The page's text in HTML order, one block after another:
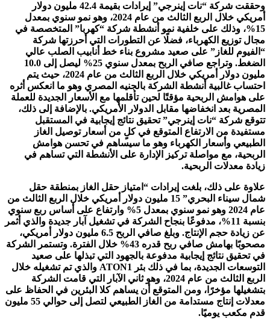
وحققت شركة “نات إينرجي” إيرادات بقيمة 42.4 مليون دولار
أمريكي خلال الربع الثالث من عام 2024، وهو نمو سنوي بمعدل
15%، وذلك على خلفية نمو أنشطة شركة “كهربا” المتخصصة في
مجال توزيع الكهرباء، فضلًا عن التطورات التي أحرزتها شركة
“الفيوم للغاز” على صعيد مشروع بناء خط أنابيب الصلب عالي
الضغط. وتراجع صافي الربح بمعدل سنوي 25% ليصل إلى 10.0
مليون دولار أمريكي خلال الربع الثالث من عام 2024، حيث يتم
احتساب غالبية أنشطة الشركة بالجنيه المصري وهو ما انعكس أثره
على هوامش الربحية مؤقتًا لحين تأقلمها مع الأسعار الجديدة للعملة
المصرية بعد انخفاضها مقابل الدولار الأمريكي. بالإضافة إلى ذلك،
تتوقع شركة “نات إينرجي” تحقيق نتائج إيجابية في المستقبل
مستفيدة من الارتفاع المتوقع في كلٍ من أسعار توصيل الغاز
الطبيعي وأسعار الكهرباء وهو ما سيساهم في تحسن هوامش
الربحية، مع مواصلة تركيز الإدارة على الأنشطة التي تساهم في
زيادة معدلات الربحية.
علاوة على ذلك، بلغت إيرادات “امتياز حقل الغاز بمنطقة حقل
شمال سيناء البحري” 15 مليون دولار أمريكي خلال الربع الثالث من
عام 2024 وهو نمو سنوي بمعدل 5% وارتفاع على أساس ربع سنوي
بنسبة 11%، مدفوعًا بنجاح الشركة في تشغيل آبار جديدة والذي أثمر
عن زيادة حجم الإنتاج. وبلغ صافي الربح 6.5 مليون دولار أمريكي،
مصحوبًا بهامش صافي ربح قدره 43% خلال الفترة. وتستمر الشركة
في تحقيق نتائج إيجابية مدفوعة بالجهود التي تبذلها على صعيد
التوسعات الجديدة، بما في ذلك بئر ATON1 والذي تم تشغيله خلال
الربع الثالث من عام 2024، وهو ثاني الآبار التي قامت الشركة
بتشغيلها مؤخرًا، ومن المتوقع أن يساهم كلا البئرين في الحفاظ على
معدلات إنتاج مستدامة من الغاز الطبيعي لتصل إلى حوالي 55 مليون
قدم مكعب يوميًا.